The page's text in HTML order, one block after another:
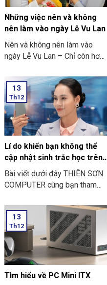
Những việc nên và không
nên làm vào ngày Lễ Vu Lan
Nên và không nên làm vào
ngày Lễ Vu Lan – Chỉ còn hơn
ngày Vu Lan báo hiếu rồi.
THIÊN SƠN COMPUTER chia
sẻ với bạn về những việc nên
và không nên làm ngày Lễ Vu
Lan nhé.
13
Th12
Lí do khiến bạn không thể
cập nhật sinh trắc học trên
ứng dụng ngân hàng
Bài viết dưới đây THIÊN SƠN
COMPUTER cùng bạn tham
không thể cập nhật sinh trắc
học trên ứng dụng ngân hàng
thường gặp nhé:
13
Th12
Tìm hiểu về PC Mini ITX